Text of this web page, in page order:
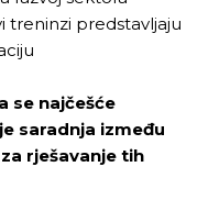
živi!
živi!
treninzi predstavljaju
se najčešće
saradnja između
rješavanje tih